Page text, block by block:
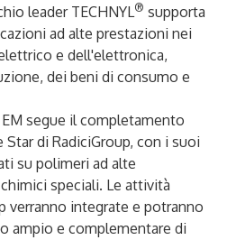
leader TECHNYL® supporta
ad alte prestazioni nei
e dell'elettronica,
dei beni di consumo e
segue il completamento
di RadiciGroup, con i suoi
su polimeri ad alte
speciali. Le attività
verranno integrate e potranno
ampio e complementare di